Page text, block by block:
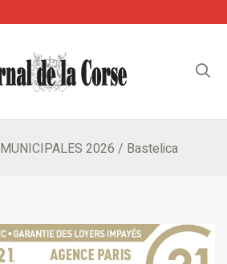
MUNICIPALES 2026 / Bastelica